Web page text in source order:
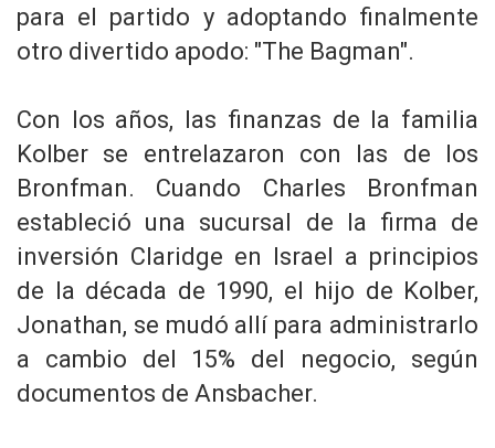
para el partido y adoptando finalmente
otro divertido apodo: "The Bagman".
Con los años, las finanzas de la familia
Kolber se entrelazaron con las de los
Bronfman. Cuando Charles Bronfman
estableció una sucursal de la firma de
inversión Claridge en Israel a principios
de la década de 1990, el hijo de Kolber,
Jonathan, se mudó allí para administrarlo
a cambio del 15% del negocio, según
documentos de Ansbacher.